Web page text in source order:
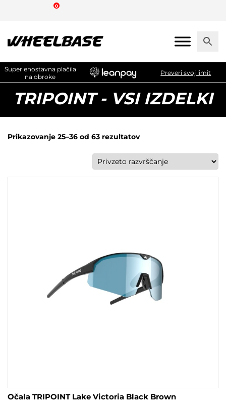
content
0
Super enostavna plačila
na obroke
Preveri svoj limit
TRIPOINT - VSI IZDELKI
Prikazovanje 25–36 od 63 rezultatov
Očala TRIPOINT Lake Victoria Black Brown